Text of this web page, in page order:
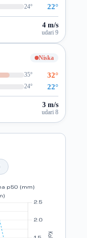
24° 22°
4 m/s
udari 9
Niska
35° 32°
24° 22°
3 m/s
udari 8